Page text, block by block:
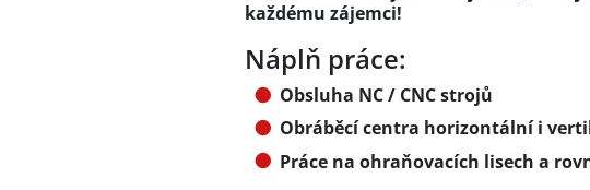
každému zájemci!
Náplň práce:
Obsluha NC / CNC strojů
Obráběcí centra horizontální i
Práce na ohraňovacích lisech a